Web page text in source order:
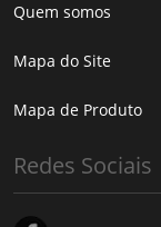
Quem somos
Mapa do Site
Mapa de Produto
Redes Sociais